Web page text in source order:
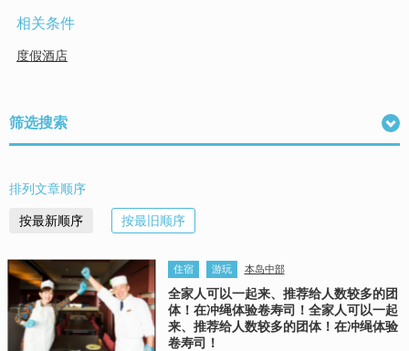
相关条件
度假酒店
筛选搜索
排列文章顺序
按最新顺序 按最旧顺序
住宿 游玩 本岛中部
全家人可以一起来、推荐给人数较多的团
体！在冲绳体验卷寿司！全家人可以一起
来、推荐给人数较多的团体！在冲绳体验
卷寿司！